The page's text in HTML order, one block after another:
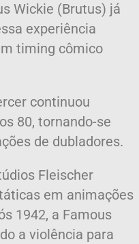
Wickie (Brutus) já
experiência
timing cômico
continuou
80, tornando-se
de dubladores.
Fleischer
em animações
1942, a Famous
a violência para